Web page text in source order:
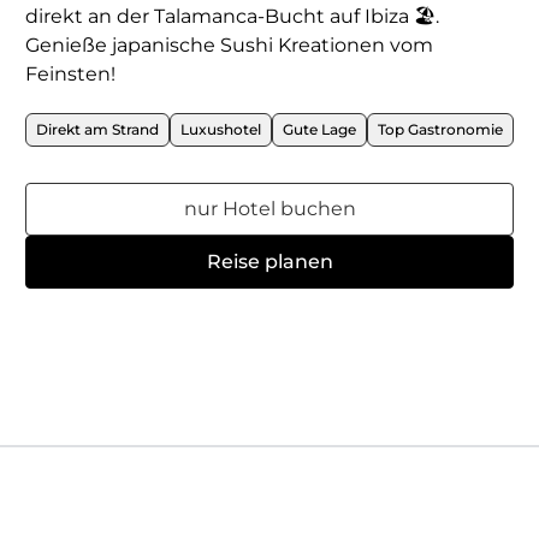
direkt an der Talamanca-Bucht auf Ibiza 🏖️.
Genieße japanische Sushi Kreationen vom
Feinsten!
Direkt am Strand Luxushotel Gute Lage Top Gastronomie
nur Hotel buchen
Reise planen